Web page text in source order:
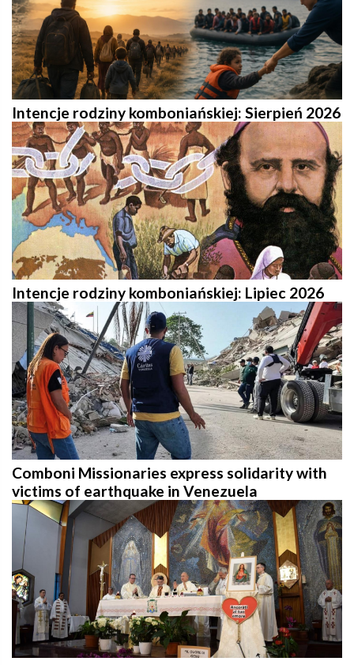
Intencje rodziny komboniańskiej: Sierpień 2026
Intencje rodziny komboniańskiej: Lipiec 2026
Comboni Missionaries express solidarity with
victims of earthquake in Venezuela